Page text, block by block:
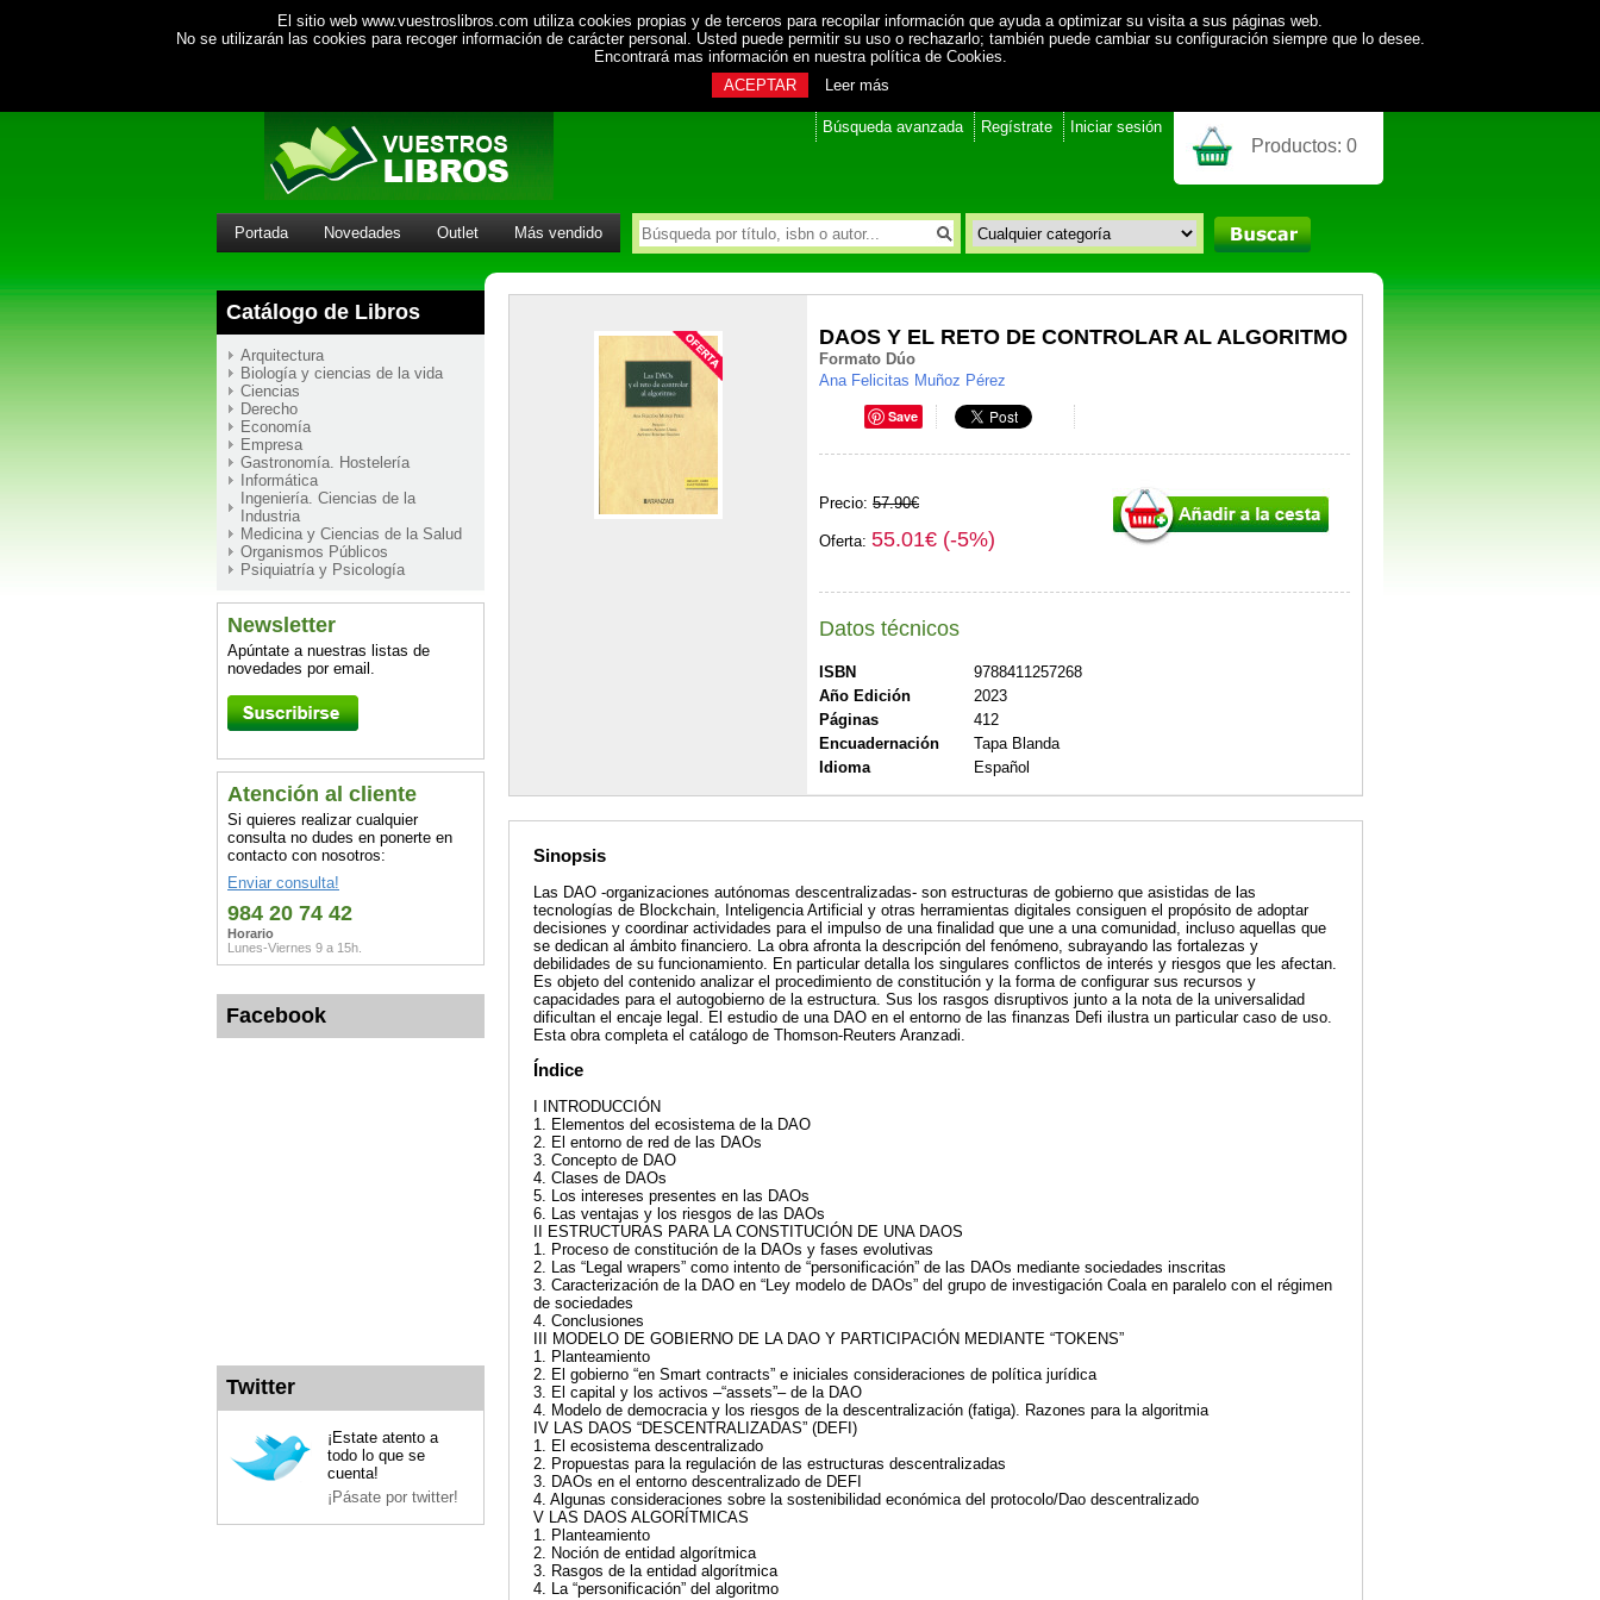
El sitio web www.vuestroslibros.com utiliza cookies propias y de terceros para recopilar información que ayuda a optimizar su visita a sus páginas web.
No se utilizarán las cookies para recoger información de carácter personal. Usted puede permitir su uso o rechazarlo; también puede cambiar su configuración siempre que lo desee.
Encontrará mas información en nuestra política de Cookies.
ACEPTAR
Leer más
Búsqueda avanzada Regístrate Iniciar sesión
Productos: 0
Portada Novedades Outlet Más vendido
Catálogo de Libros
Arquitectura
Biología y ciencias de la vida
Ciencias
Derecho
Economía
Empresa
Gastronomía. Hostelería
Informática
Ingeniería. Ciencias de la
Industria
Medicina y Ciencias de la Salud
Organismos Públicos
Psiquiatría y Psicología
Newsletter
Apúntate a nuestras listas de
novedades por email.
Atención al cliente
Si quieres realizar cualquier
consulta no dudes en ponerte en
contacto con nosotros:
Enviar consulta!
984 20 74 42
Horario
Lunes-Viernes 9 a 15h.
Facebook
Twitter
¡Estate atento a
todo lo que se
cuenta!
¡Pásate por twitter!
DAOS Y EL RETO DE CONTROLAR AL ALGORITMO
Formato Dúo
Ana Felicitas Muñoz Pérez
Save
Precio: 57.90€
Oferta: 55.01€ (-5%)
Datos técnicos
ISBN
9788411257268
Año Edición
2023
Páginas
412
Encuadernación
Tapa Blanda
Idioma
Español
Sinopsis
Las DAO -organizaciones autónomas descentralizadas- son estructuras de gobierno que asistidas de las
tecnologías de Blockchain, Inteligencia Artificial y otras herramientas digitales consiguen el propósito de adoptar
decisiones y coordinar actividades para el impulso de una finalidad que une a una comunidad, incluso aquellas que
se dedican al ámbito financiero. La obra afronta la descripción del fenómeno, subrayando las fortalezas y
debilidades de su funcionamiento. En particular detalla los singulares conflictos de interés y riesgos que les afectan.
Es objeto del contenido analizar el procedimiento de constitución y la forma de configurar sus recursos y
capacidades para el autogobierno de la estructura. Sus los rasgos disruptivos junto a la nota de la universalidad
dificultan el encaje legal. El estudio de una DAO en el entorno de las finanzas Defi ilustra un particular caso de uso.
Esta obra completa el catálogo de Thomson-Reuters Aranzadi.
Índice
I INTRODUCCIÓN
1. Elementos del ecosistema de la DAO
2. El entorno de red de las DAOs
3. Concepto de DAO
4. Clases de DAOs
5. Los intereses presentes en las DAOs
6. Las ventajas y los riesgos de las DAOs
II ESTRUCTURAS PARA LA CONSTITUCIÓN DE UNA DAOS
1. Proceso de constitución de la DAOs y fases evolutivas
2. Las “Legal wrapers” como intento de “personificación” de las DAOs mediante sociedades inscritas
3. Caracterización de la DAO en “Ley modelo de DAOs” del grupo de investigación Coala en paralelo con el régimen
de sociedades
4. Conclusiones
III MODELO DE GOBIERNO DE LA DAO Y PARTICIPACIÓN MEDIANTE “TOKENS”
1. Planteamiento
2. El gobierno “en Smart contracts” e iniciales consideraciones de política jurídica
3. El capital y los activos –“assets”– de la DAO
4. Modelo de democracia y los riesgos de la descentralización (fatiga). Razones para la algoritmia
IV LAS DAOS “DESCENTRALIZADAS” (DEFI)
1. El ecosistema descentralizado
2. Propuestas para la regulación de las estructuras descentralizadas
3. DAOs en el entorno descentralizado de DEFI
4. Algunas consideraciones sobre la sostenibilidad económica del protocolo/Dao descentralizado
V LAS DAOS ALGORÍTMICAS
1. Planteamiento
2. Noción de entidad algorítmica
3. Rasgos de la entidad algorítmica
4. La “personificación” del algoritmo